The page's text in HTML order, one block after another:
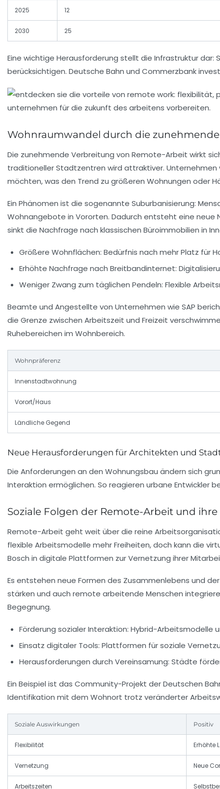
2025 12
2030 25
Eine wichtige Herausforderung stellt die Infrastruktur
berücksichtigen. Deutsche Bahn und Commerzbank
Wohnraumwandel durch die
Die zunehmende Verbreitung von Remote-Arbeit wirkt
traditioneller Stadtzentren wird attraktiver.
möchten, was den Trend zu größeren Wohnungen oder
Ein Phänomen ist die sogenannte Suburbanisierung:
Wohnangebote in Vororten. Dadurch entsteht eine neue
sinkt die Nachfrage nach klassischen Büroimmobilien in
Größere Wohnflächen: Bedürfnis nach mehr Platz für
Erhöhte Nachfrage nach Breitbandinternet:
Weniger Zwang zum täglichen Pendeln: Flexible
Beamte und Angestellte von Unternehmen wie SAP
die Grenze zwischen Arbeitszeit und Freizeit
Ruhebereichen im Wohnbereich.
Wohnpräferenz
Innenstadtwohnung
Vorort/Haus
Ländliche Gegend
Neue Herausforderungen für Architekten und
Die Anforderungen an den Wohnungsbau ändern sich
Interaktion ermöglichen. So reagieren urbane Entwickler
Soziale Folgen der Remote-Arbeit und
Remote-Arbeit geht weit über die reine
flexible Arbeitsmodelle mehr Freiheiten, doch kann die
Bosch in digitale Plattformen zur Vernetzung ihrer
Es entstehen neue Formen des Zusammenlebens und
stärken und auch remote arbeitende Menschen
Begegnung.
Förderung sozialer Interaktion: Hybrid-Arbeitsmodelle
Einsatz digitaler Tools: Plattformen für soziale
Herausforderungen durch Vereinsamung: Städte
Ein Beispiel ist das Community-Projekt der Deutschen
Identifikation mit dem Wohnort trotz veränderter
Soziale Auswirkungen Positiv
Flexibilität Erhöhte
Vernetzung Neue
Arbeitszeiten